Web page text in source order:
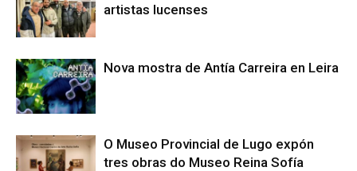
artistas lucenses
Nova mostra de Antía Carreira en Leira
O Museo Provincial de Lugo expón
tres obras do Museo Reina Sofía